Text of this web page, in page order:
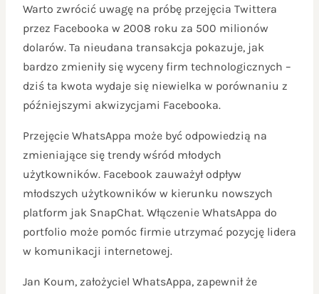
Warto zwrócić uwagę na próbę przejęcia Twittera
przez Facebooka w 2008 roku za 500 milionów
dolarów. Ta nieudana transakcja pokazuje, jak
bardzo zmieniły się wyceny firm technologicznych –
dziś ta kwota wydaje się niewielka w porównaniu z
późniejszymi akwizycjami Facebooka.
Przejęcie WhatsAppa może być odpowiedzią na
zmieniające się trendy wśród młodych
użytkowników. Facebook zauważył odpływ
młodszych użytkowników w kierunku nowszych
platform jak SnapChat. Włączenie WhatsAppa do
portfolio może pomóc firmie utrzymać pozycję lidera
w komunikacji internetowej.
Jan Koum, założyciel WhatsAppa, zapewnił że